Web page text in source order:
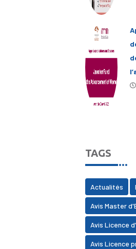
TAGS
Actualités
Avis Master
Avis Licence
Avis Licence